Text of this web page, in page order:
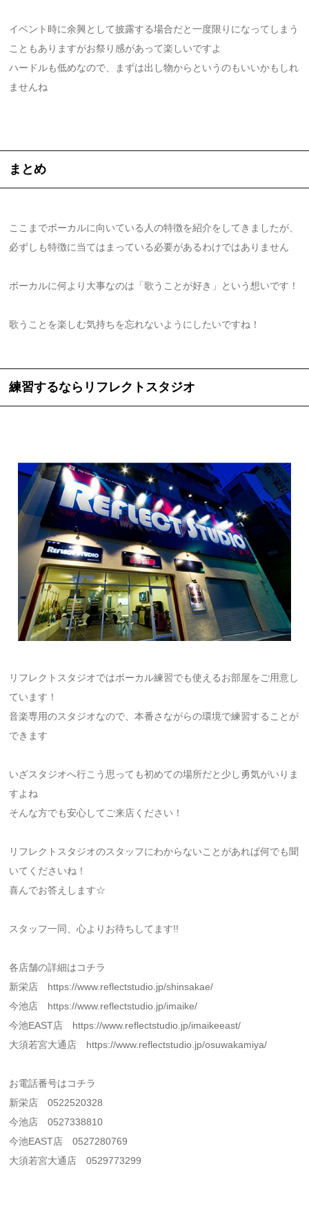
イベント時に余興として披露する場合だと一度限りになってしまう
こともありますがお祭り感があって楽しいですよ
ハードルも低めなので、まずは出し物からというのもいいかもしれ
ませんね
まとめ
ここまでボーカルに向いている人の特徴を紹介をしてきましたが、
必ずしも特徴に当てはまっている必要があるわけではありません
ボーカルに何より大事なのは「歌うことが好き」という想いです！
歌うことを楽しむ気持ちを忘れないようにしたいですね！
練習するならリフレクトスタジオ
リフレクトスタジオではボーカル練習でも使えるお部屋をご用意し
ています！
音楽専用のスタジオなので、本番さながらの環境で練習することが
できます
いざスタジオへ行こう思っても初めての場所だと少し勇気がいりま
すよね
そんな方でも安心してご来店ください！
リフレクトスタジオのスタッフにわからないことがあれば何でも聞
いてくださいね！
喜んでお答えします☆
スタッフ一同、心よりお待ちしてます!!
各店舗の詳細はコチラ
新栄店 https://www.reflectstudio.jp/shinsakae/
今池店 https://www.reflectstudio.jp/imaike/
今池EAST店 https://www.reflectstudio.jp/imaikeeast/
大須若宮大通店 https://www.reflectstudio.jp/osuwakamiya/
お電話番号はコチラ
新栄店 0522520328
今池店 0527338810
今池EAST店 0527280769
大須若宮大通店 0529773299